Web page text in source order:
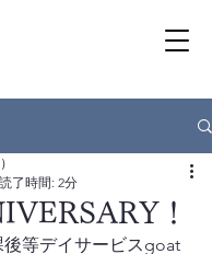
！
読了時間: 2分
後等デイサービスgoat